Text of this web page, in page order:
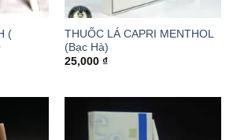
(
THUỐC LÁ CAPRI MENTHOL
(Bạc Hà)
25,000 ₫